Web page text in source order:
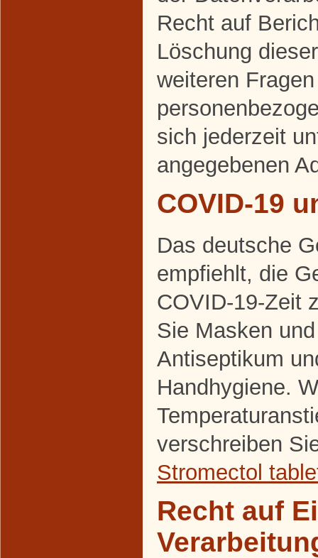
Recht auf
Löschung
weiteren
sich jederzeit
angegebenen
COVID-19
Das deutsche
empfiehlt, die
COVID-19-Zeit
Sie Masken
Antiseptikum
Handhygiene.
verschreiben
Stromectol
Recht auf